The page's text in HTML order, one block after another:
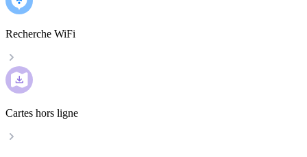
Recherche WiFi
Cartes hors ligne